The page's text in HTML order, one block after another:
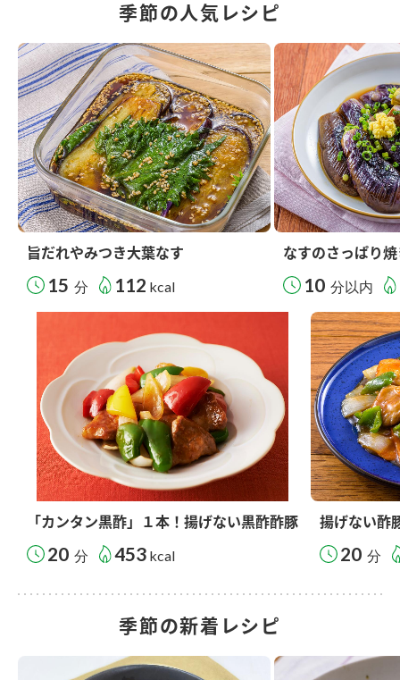
季節の人気レシピ
旨だれやみつき大葉なす
15 分 112 kcal
なすのさっぱり
10 分以内
「カンタン黒酢」１本！揚げない黒酢酢豚
20 分 453 kcal
揚げない酢
20 分
季節の新着レシピ